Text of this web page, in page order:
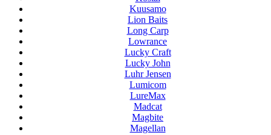
Kuusamo
Lion Baits
Long Carp
Lowrance
Lucky Craft
Lucky John
Luhr Jensen
Lumicom
LureMax
Madcat
Magbite
Magellan